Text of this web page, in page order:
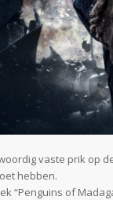
vaste prik op
hebben.
“Penguins of